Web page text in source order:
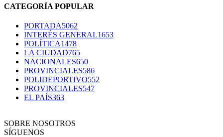
CATEGORÍA POPULAR
PORTADA5062
INTERÉS GENERAL1653
POLÍTICA1478
LA CIUDAD765
NACIONALES650
PROVINCIALES586
POLIDEPORTIVO552
PROVINCIALES547
EL PAÍS363
SOBRE NOSOTROS
SÍGUENOS